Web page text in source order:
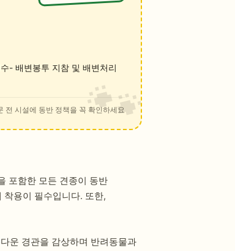
- 배변봉투 지참 및 배변처리
전 시설에 동반 정책을 꼭 확인하세요
포함한 모든 견종이 동반
용이 필수입니다. 또한,
운 경관을 감상하며 반려동물과